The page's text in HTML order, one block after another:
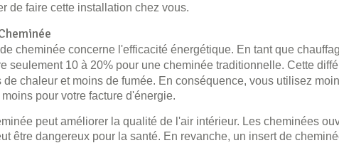
de faire cette installation chez vous.
cheminée concerne l'efficacité énergétique. En tant que
seulement 10 à 20% pour une cheminée traditionnelle. Cette
chaleur et moins de fumée. En conséquence, vous utilisez
pour votre facture d'énergie.
peut améliorer la qualité de l'air intérieur. Les cheminées
être dangereux pour la santé. En revanche, un insert de